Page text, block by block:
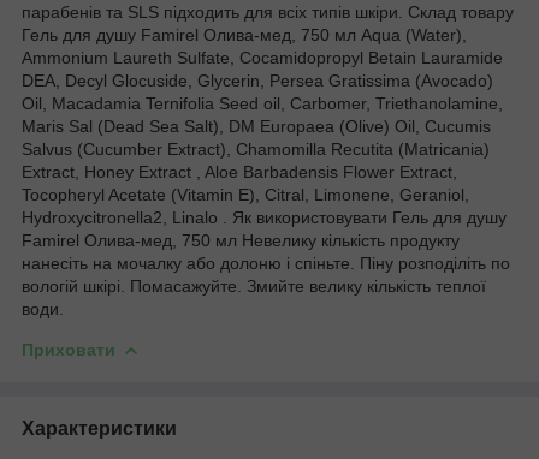
парабенів та SLS підходить для всіх типів шкіри. Склад товару
Гель для душу Famirel Олива-мед, 750 мл Aqua (Water),
Ammonium Laureth Sulfate, Cocamidopropyl Betain Lauramide
DEA, Decyl Glocuside, Glycerin, Persea Gratissima (Avocado)
Oil, Macadamia Ternifolia Seed oil, Carbomer, Triethanolamine,
Maris Sal (Dead Sea Salt), DM Europaea (Olive) Oil, Cucumis
Salvus (Cucumber Extract), Chamomilla Recutita (Matricania)
Extract, Honey Extract , Aloe Barbadensis Flower Extract,
Tocopheryl Acetate (Vitamin E), Citral, Limonene, Geraniol,
Hydroxycitronella2, Linalo . Як використовувати Гель для душу
Famirel Олива-мед, 750 мл Невелику кількість продукту
нанесіть на мочалку або долоню і спіньте. Піну розподіліть по
вологій шкірі. Помасажуйте. Змийте велику кількість теплої
води.
Приховати
Характеристики